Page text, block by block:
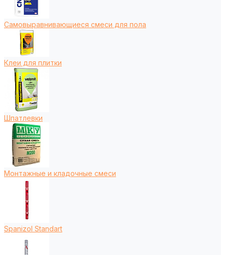
Самовыравнивающиеся смеси для пола
Клеи для плитки
Шпатлевки
Монтажные и кладочные смеси
Spanizol Standart